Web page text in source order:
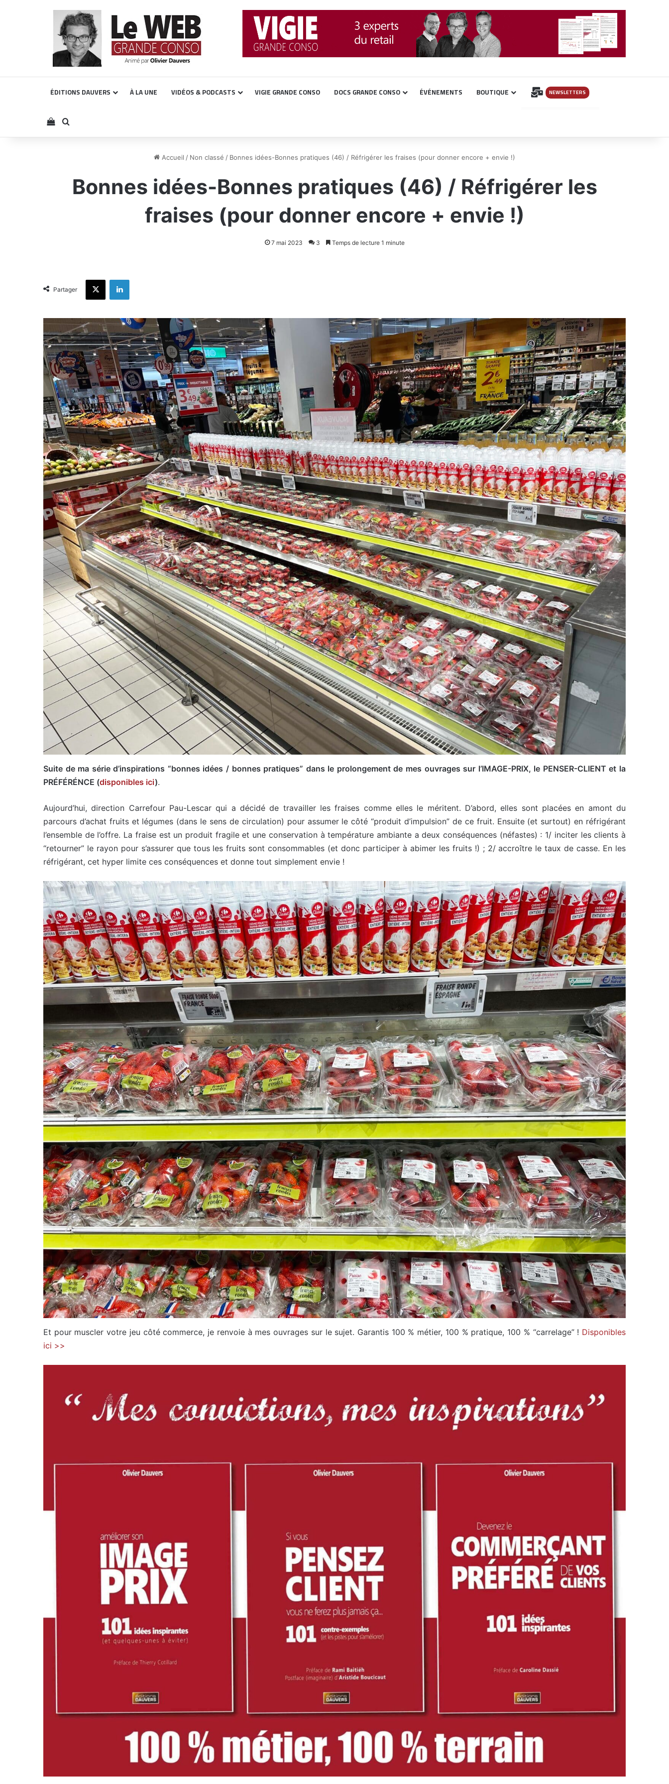
ÉDITIONS DAUVERS À LA UNE VIDÉOS & PODCASTS VIGIE GRANDE CONSO DOCS GRANDE CONSO ÉVÉNEMENTS BOUTIQUE INSCRIPTION
NEWSLETTERS
Voir votre panier
Rechercher
Accueil / Non classé / Bonnes idées-Bonnes pratiques (46) / Réfrigérer les fraises (pour donner encore + envie !)
Bonnes idées-Bonnes pratiques (46) / Réfrigérer les
fraises (pour donner encore + envie !)
7 mai 2023 3 Temps de lecture 1 minute
Partager
X Linkedin
Suite de ma série d’inspirations “bonnes idées / bonnes pratiques” dans le prolongement de mes ouvrages sur l’IMAGE-PRIX, le PENSER-CLIENT et la
PRÉFÉRÉNCE (disponibles ici).
Aujourd’hui, direction Carrefour Pau-Lescar qui a décidé de travailler les fraises comme elles le méritent. D’abord, elles sont placées en amont du
parcours d’achat fruits et légumes (dans le sens de circulation) pour assumer le côté “produit d’impulsion” de ce fruit. Ensuite (et surtout) en réfrigérant
l’ensemble de l’offre. La fraise est un produit fragile et une conservation à température ambiante a deux conséquences (néfastes) : 1/ inciter les clients à
“retourner” le rayon pour s’assurer que tous les fruits sont consommables (et donc participer à abimer les fruits !) ; 2/ accroître le taux de casse. En les
réfrigérant, cet hyper limite ces conséquences et donne tout simplement envie !
Et pour muscler votre jeu côté commerce, je renvoie à mes ouvrages sur le sujet. Garantis 100 % métier, 100 % pratique, 100 % “carrelage” ! Disponibles
ici >>